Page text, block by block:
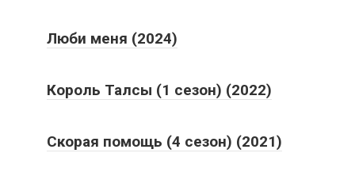
Люби меня (2024)
Король Талсы (1 сезон) (2022)
Скорая помощь (4 сезон) (2021)